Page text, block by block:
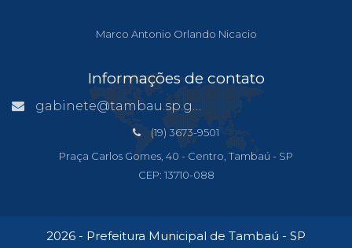
Marco Antonio Orlando Nicacio
Informações de contato
gabinete@tambau.sp.gov.br
(19) 3673-9501
Praça Carlos Gomes, 40 - Centro, Tambaú - SP
CEP: 13710-088
2026 - Prefeitura Municipal de Tambaú - SP